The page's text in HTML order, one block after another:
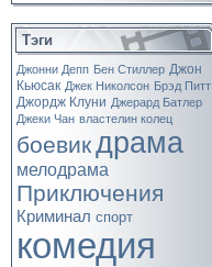
Тэги
Джонни Депп Бен Стиллер Джон
Кьюсак Джек Николсон Брэд Питт
Джордж Клуни Джерард Батлер
Джеки Чан властелин колец
боевикдрама
мелодрама
Приключения
Криминал спорт
комедия